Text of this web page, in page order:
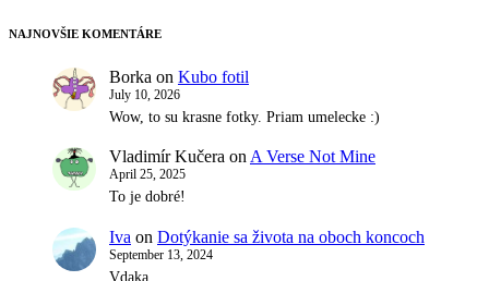
NAJNOVŠIE KOMENTÁRE
Borka on Kubo fotil
July 10, 2026
Wow, to su krasne fotky. Priam umelecke :)
Vladimír Kučera on A Verse Not Mine
April 25, 2025
To je dobré!
Iva on Dotýkanie sa života na oboch koncoch
September 13, 2024
Vdaka.